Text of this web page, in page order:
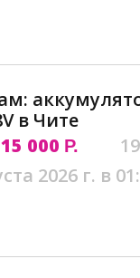
в Чите
15 000 Р.
2026 г. в